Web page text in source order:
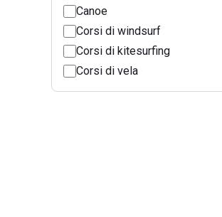
Canoe
Corsi di windsurf
Corsi di kitesurfing
Corsi di vela